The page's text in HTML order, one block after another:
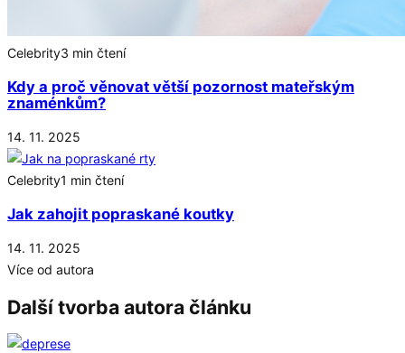
Celebrity3 min čtení
Kdy a proč věnovat větší pozornost mateřským
znaménkům?
14. 11. 2025
Celebrity1 min čtení
Jak zahojit popraskané koutky
14. 11. 2025
Více od autora
Další tvorba autora článku